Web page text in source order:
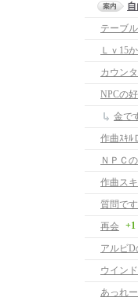
テーブ
Ｌｖ15
カウン
NPCの
金で
作曲ｽｷﾙ
ＮＰＣ
作曲ス
質問です
再会 +1
アルビ
ウイン
あっれ